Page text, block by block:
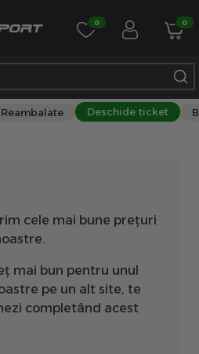
0 0
Reambalate Deschide ticket
cele mai bune prețuri
mai bun pentru unul
pe un alt site, te
completând acest